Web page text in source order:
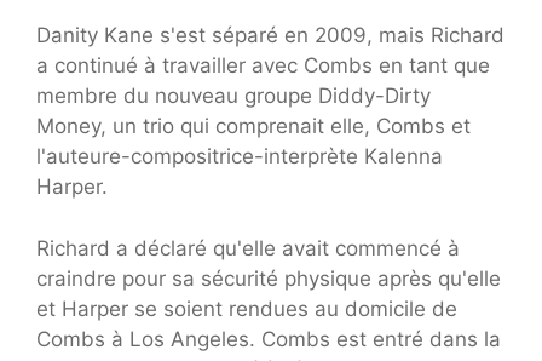
Danity Kane s'est séparé en 2009, mais Richard
a continué à travailler avec Combs en tant que
membre du nouveau groupe Diddy-Dirty
Money, un trio qui comprenait elle, Combs et
l'auteure-compositrice-interprète Kalenna
Harper.
Richard a déclaré qu'elle avait commencé à
craindre pour sa sécurité physique après qu'elle
et Harper se soient rendues au domicile de
Combs à Los Angeles. Combs est entré dans la